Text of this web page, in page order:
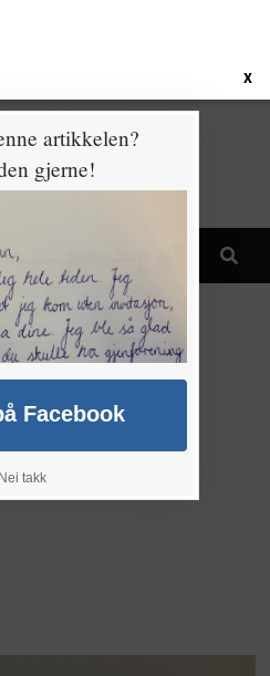
X
artikkelen?
gjerne!
Facebook
Nei takk